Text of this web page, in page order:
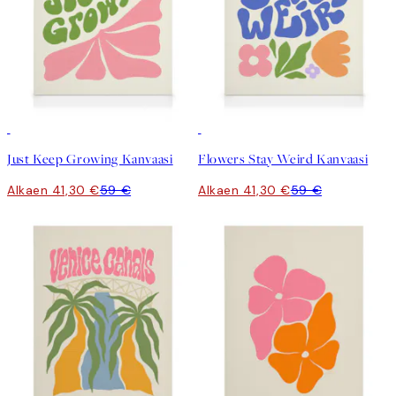
Just Keep Growing Kanvaasi
Alkaen 41,30 €59 €
Flowers Stay Weird Kanvaasi
Alkaen 41,30 €59 €